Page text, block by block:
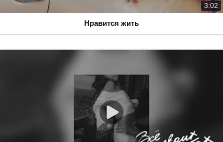
3:02
Нравится жить